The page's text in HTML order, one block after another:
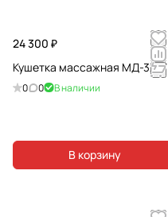
24 300 ₽
Кушетка массажная МД-3277
0 0 В наличии
В корзину